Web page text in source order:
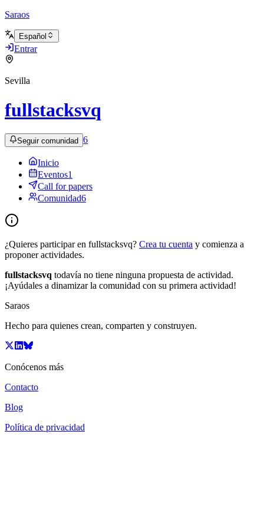
Saraos
Español
Entrar
Sevilla
fullstacksvq
Seguir comunidad 6
Inicio
Eventos1
Call for papers
Comunidad6
¿Quieres participar en fullstacksvq? Crea tu cuenta y comienza a
proponer actividades.
fullstacksvq todavía no tiene ninguna propuesta de actividad.
¡Ayúdales a dinamizar la comunidad con su primera actividad!
Saraos
Hecho para quienes crean, comparten y construyen.
Conócenos más
Contacto
Blog
Política de privacidad